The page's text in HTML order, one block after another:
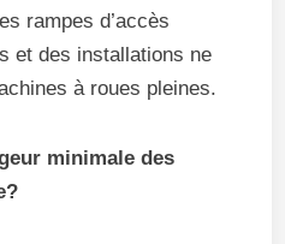
rampes d’accès
et des installations ne
à roues pleines.
minimale des